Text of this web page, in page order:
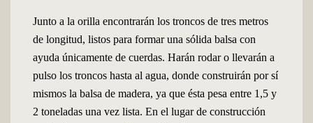
Junto a la orilla encontrarán los troncos de tres metros
de longitud, listos para formar una sólida balsa con
ayuda únicamente de cuerdas. Harán rodar o llevarán a
pulso los troncos hasta al agua, donde construirán por sí
mismos la balsa de madera, ya que ésta pesa entre 1,5 y
2 toneladas una vez lista. En el lugar de construcción